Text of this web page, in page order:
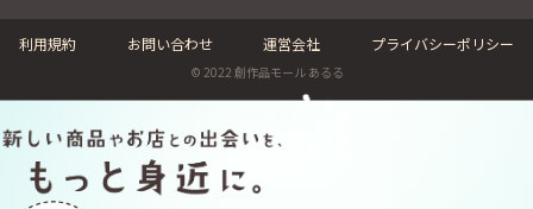
利用規約 お問い合わせ 運営会社 プライバシーポリシー
© 2022 創作品モール あるる